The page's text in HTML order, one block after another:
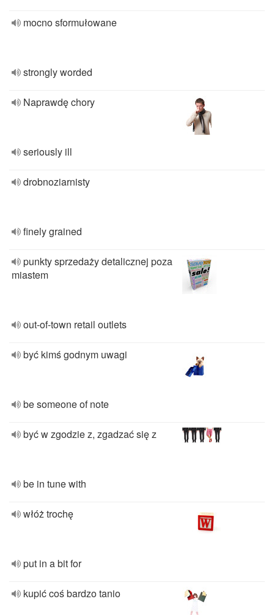
mocno sformułowane
strongly worded
Naprawdę chory
seriously ill
drobnoziarnisty
finely grained
punkty sprzedaży detalicznej poza
miastem
out-of-town retail outlets
być kimś godnym uwagi
be someone of note
być w zgodzie z, zgadzać się z
be in tune with
włóż trochę
put in a bit for
kupić coś bardzo tanio